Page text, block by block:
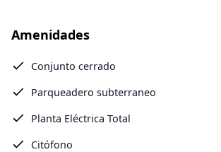
Amenidades
Conjunto cerrado
Parqueadero subterraneo
Planta Eléctrica Total
Citófono